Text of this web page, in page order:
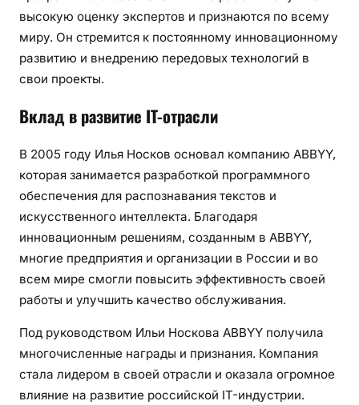
высокую оценку экспертов и признаются по всему
миру. Он стремится к постоянному инновационному
развитию и внедрению передовых технологий в
свои проекты.
Вклад в развитие IT-отрасли
В 2005 году Илья Носков основал компанию ABBYY,
которая занимается разработкой программного
обеспечения для распознавания текстов и
искусственного интеллекта. Благодаря
инновационным решениям, созданным в ABBYY,
многие предприятия и организации в России и во
всем мире смогли повысить эффективность своей
работы и улучшить качество обслуживания.
Под руководством Ильи Носкова ABBYY получила
многочисленные награды и признания. Компания
стала лидером в своей отрасли и оказала огромное
влияние на развитие российской IT-индустрии.